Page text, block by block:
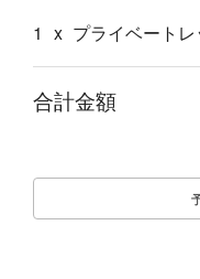
1 x プライベート
合計金額